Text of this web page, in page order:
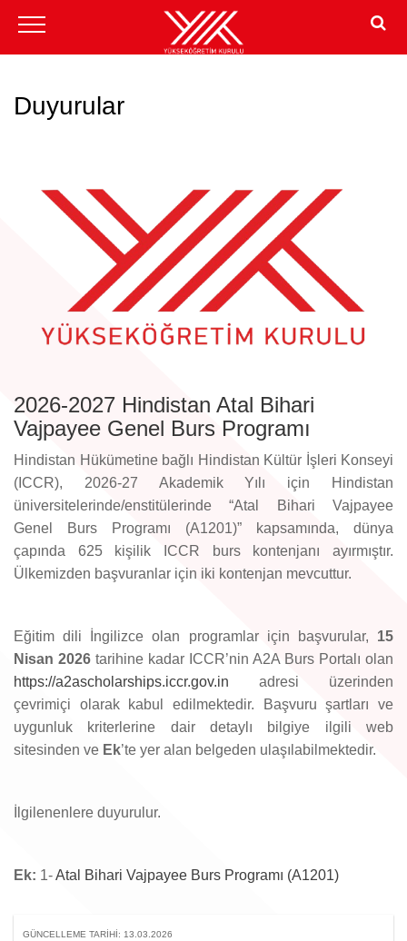
Duyurular
2026-2027 Hindistan Atal Bihari
Vajpayee Genel Burs Programı
Hindistan Hükümetine bağlı Hindistan Kültür İşleri Konseyi
(ICCR), 2026-27 Akademik Yılı için Hindistan
üniversitelerinde/enstitülerinde “Atal Bihari Vajpayee
Genel Burs Programı (A1201)” kapsamında, dünya
çapında 625 kişilik ICCR burs kontenjanı ayırmıştır.
Ülkemizden başvuranlar için iki kontenjan mevcuttur.
Eğitim dili İngilizce olan programlar için başvurular, 15
Nisan 2026 tarihine kadar ICCR’nin A2A Burs Portalı olan
https://a2ascholarships.iccr.gov.in adresi üzerinden
çevrimiçi olarak kabul edilmektedir. Başvuru şartları ve
uygunluk kriterlerine dair detaylı bilgiye ilgili web
sitesinden ve Ek’te yer alan belgeden ulaşılabilmektedir.
İlgilenenlere duyurulur.
Ek: 1-Atal Bihari Vajpayee Burs Programı (A1201)
GÜNCELLEME TARIHI: 13.03.2026